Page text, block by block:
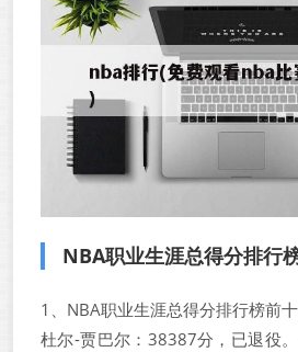
NBA职业生涯总得分排行
1、NBA职业生涯总得分排行榜前
杜尔-贾巴尔：38387分，已退役